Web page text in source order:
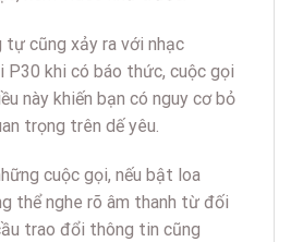
cũng xảy ra với nhạc
P30 khi có báo thức, cuộc gọi
này khiến bạn có nguy cơ bỏ
trọng trên dế yêu.
cuộc gọi, nếu bật loa
thể nghe rõ âm thanh từ đối
trao đổi thông tin cũng